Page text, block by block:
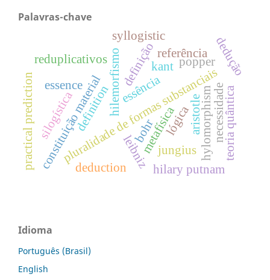
Palavras-chave
hilemorfismoessência
definição
constituição material
pluralidade de formas substanciais
hylomorphism
essencedefinition metafísica
kant
leibniz
lógica
jungius
reduplicativos referência
necessidade
hilary putnam
silogística
dedução
aristotle
syllogistic
deduction
popper
practical prediction teoria quântica
bohr
Idioma
Português (Brasil)
English